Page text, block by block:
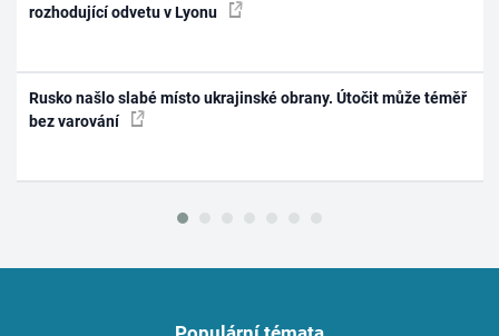
rozhodující odvetu v Lyonu
Rusko našlo slabé místo ukrajinské obrany. Útočit může téměř
bez varování